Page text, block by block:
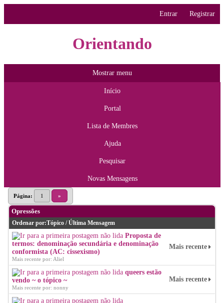
Entrar Registrar
Orientando
Mostrar menu
Início
Portal
Lista de Membres
Ajuda
Pesquisar
Novas Mensagens
Página: 1 »
Opressões
Ordenar por:Tópico /Última Mensagem
Proposta de
termos: denominação secundária e denominação
conformista (AC: cissexismo)
Mais recente por: Aliel
Mais recente
queers estão
vendo ~ o tópico ~
Mais recente por: nonny
Mais recente